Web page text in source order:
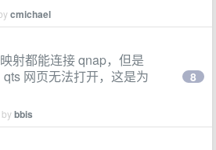
cmichael
射都能连接 qnap，但是
网页无法打开，这是为
bbis
8